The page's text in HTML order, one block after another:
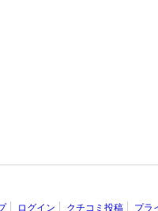
ログイン クチコミ投稿 プラ